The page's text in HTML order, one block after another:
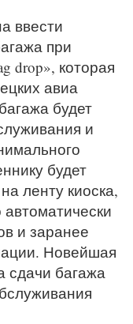
ввести
при
drop», которая
авиа
будет
и
будет
ленту киоска,
и заранее
Новейшая
сдачи багажа